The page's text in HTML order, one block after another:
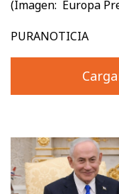
(Imagen: Europa
PURANOTICIA